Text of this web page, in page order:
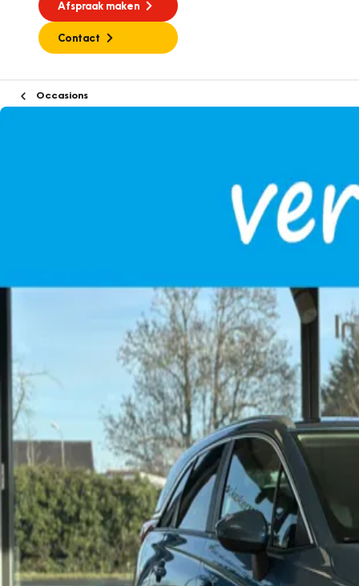
Afspraak maken
Contact
Occasions